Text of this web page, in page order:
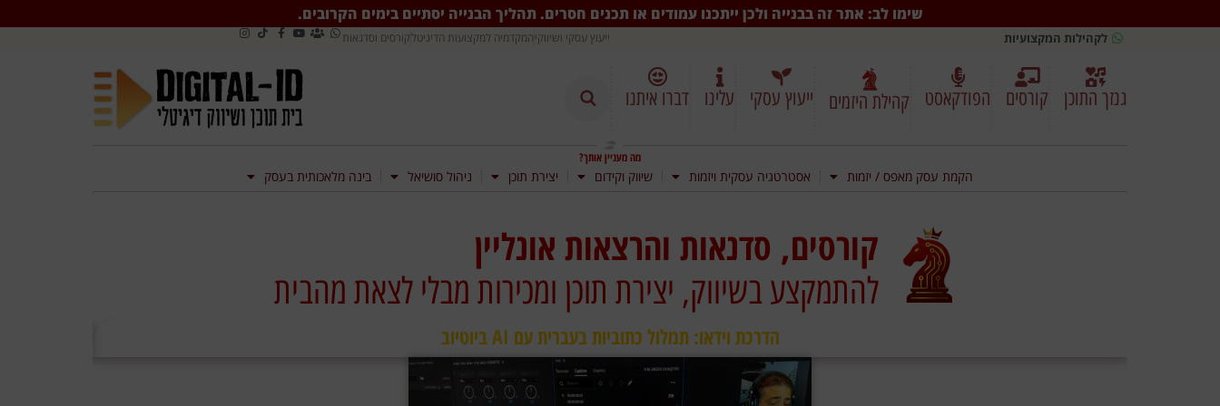
שימו לב: אתר זה בבנייה ולכן ייתכנו עמודים או תכנים חסרים. תהליך הבנייה יסתיים בימים הקרובים.
ייעוץ עסקי ושיווקיהמקדמיה למקצועות הדיגיטלקורסים וסדנאות לקהילות המקצועיות
גנזך התוכן קורסים הפודקאסט קהילת היזמים ייעוץ עסקי עלינו דברו איתנו
מה מעניין אותך?
הקמת עסק מאפס / יזמות אסטרטגיה עסקית ויזמות שיווק וקידום יצירת תוכן ניהול סושיאל בינה מלאכותית בעסק
קורסים, סדנאות והרצאות אונליין
להתמקצע בשיווק, יצירת תוכן ומכירות מבלי לצאת מהבית
הדרכת וידאו: תמלול כתוביות בעברית עם AI ביוטיוב